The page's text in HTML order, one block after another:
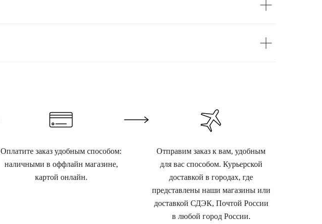
Оплатите заказ удобным способом:
наличными в оффлайн магазине,
картой онлайн.
Отправим заказ к вам, удобным
для вас способом. Курьерской
доставкой в городах, где
представлены наши магазины или
доставкой СДЭК, Почтой России
в любой город России.